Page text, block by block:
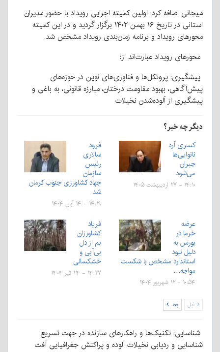
میجانی اضافه کرد: اولین کمیته اجرایی رویداد با حضور مدیران
استانی در تاریخ ۱۶ بهمن ۱۴۰۲ برگزار گردید و در این کمیته
محورهای رویداد و برنامه زمان‌بندی رویداد مشخص شد.
محورهای رویداد عبارت‌اند از:
پیشگیری: پروتکل‌ها و فناوری‌های نوین در حوزه‌های
پیش‌آگاهی، بهبود مقاومت درختان، مبارزه قانونی، به باغی و
پیشگیری از آلوده‌شدن نخیلات
دیگر چه خبر؟
کسری آرد
نانوایی‌ها
جبران
می‌شود
۱۴:۱۰ - ۲۷ اردیبهشت ۱۴۰۵
فرود
سالاری
رئیس
سازمان
جهاد کشاورزی جنوب کرمان
شد
۱۴:۱۹ - ۱۴ آبان ۱۴۰۴
عرضه
خرما در
بورس به
دلیل نبود
استاندارد مشخص با شکست
مواجه…
۱۰:۵۴ - ۱۲ شهریور ۱۴۰۴
فریاد
کشاورزان
بم از دل
بی‌آبی و
خشکسالی
۱۴:۲۷ - ۲۴ تیر ۱۴۰۴
قبل بعد
شناسایی: تکنیک‌ها و راهکارهای سازنده در جهت تسریع
شناسایی و ردیابی نخیلات آلوده و پراکنش جغرافیایی آفت